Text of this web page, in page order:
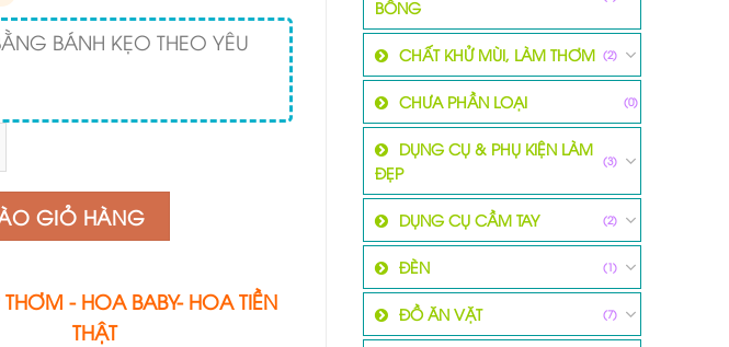
BÁNH KẸO THEO YÊU
GIỎ HÀNG
- HOA BABY- HOA TIỀN
THẬT
BÔNG
CHẤT KHỬ MÙI, LÀM THƠM (2)
CHƯA PHẦN LOẠI (0)
DỤNG CỤ & PHỤ KIỆN LÀM
ĐẸP
(3)
DỤNG CỤ CẦM TAY (2)
ĐÈN (1)
ĐỒ ĂN VẶT (7)